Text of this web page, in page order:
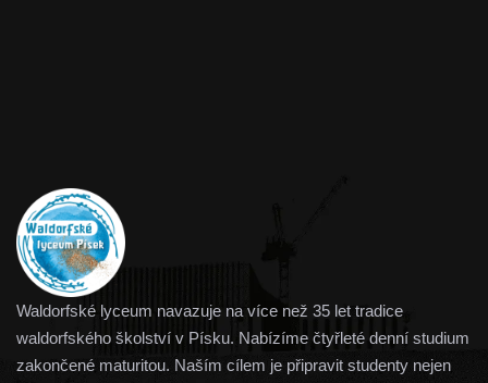
Waldorfské lyceum navazuje na více než 35 let tradice
waldorfského školství v Písku. Nabízíme čtyřleté denní studium
zakončené maturitou. Naším cílem je připravit studenty nejen